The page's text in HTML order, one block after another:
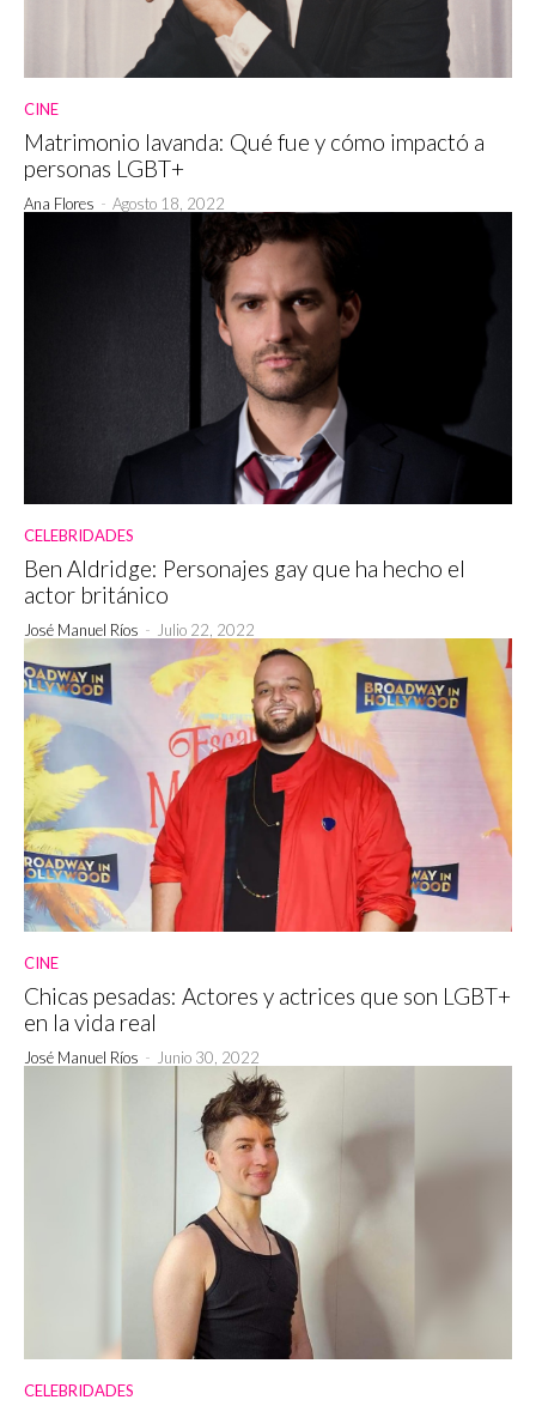
CINE
Matrimonio lavanda: Qué fue y cómo impactó a
personas LGBT+
Ana Flores - Agosto 18, 2022
CELEBRIDADES
Ben Aldridge: Personajes gay que ha hecho el
actor británico
José Manuel Ríos - Julio 22, 2022
CINE
Chicas pesadas: Actores y actrices que son LGBT+
en la vida real
José Manuel Ríos - Junio 30, 2022
CELEBRIDADES